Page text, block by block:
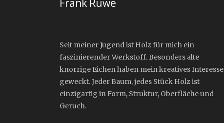
Frank Ruwe
Seit meiner Jugend ist Holz für mich ein
faszinierender Werkstoff. Besonders alte
knorrige Eichen haben mein kreatives Interesse
geweckt. Jeder Baum, jedes Stück Holz ist
einzigartig in Form, Struktur, Oberfläche und
Geruch.